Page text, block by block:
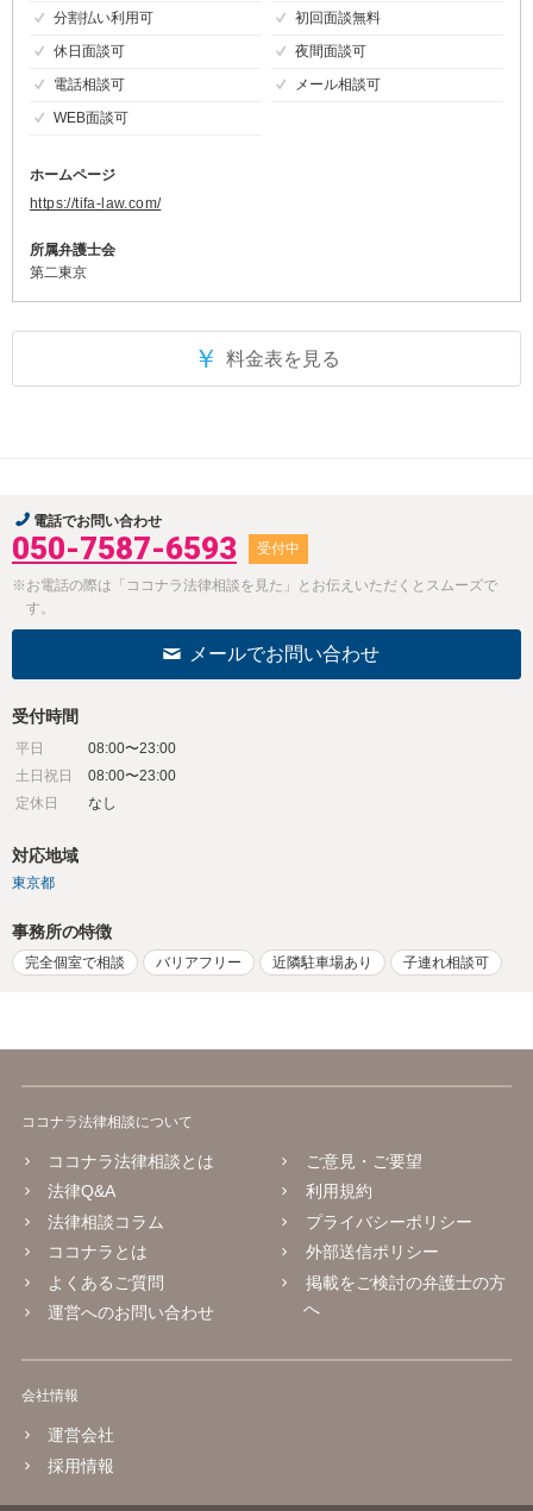
分割払い利用可
初回面談無料
休日面談可
夜間面談可
電話相談可
メール相談可
WEB面談可
ホームページ
https://tifa-law.com/
所属弁護士会
第二東京
￥ 料金表を見る
電話でお問い合わせ
050-7587-6593 受付中
※お電話の際は「ココナラ法律相談を見た」とお伝えいただくとスムーズで
す。
メールでお問い合わせ
受付時間
平日
08:00〜23:00
土日祝日
08:00〜23:00
定休日
なし
対応地域
東京都
事務所の特徴
完全個室で相談 バリアフリー 近隣駐車場あり 子連れ相談可
ココナラ法律相談について
ココナラ法律相談とは
法律Q&A
法律相談コラム
ココナラとは
よくあるご質問
運営へのお問い合わせ
ご意見・ご要望
利用規約
プライバシーポリシー
外部送信ポリシー
掲載をご検討の弁護士の方
へ
会社情報
運営会社
採用情報